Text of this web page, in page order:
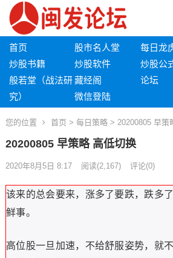
首页 股市名人堂 每日龙
炒股书籍
炒股软件 炒股公
般若堂（战法研
究）
藏经阁 论坛
微信登陆
您的位置 首页 > 每日策略 > 20200805 早策
20200805 早策略 高低切换
2020年8月5日 8:17 阅读(2,167) 评论(0)
该来的总会要来，涨多了要跌，跌多
鲜事。
高位股一旦加速，不给舒服姿势，就